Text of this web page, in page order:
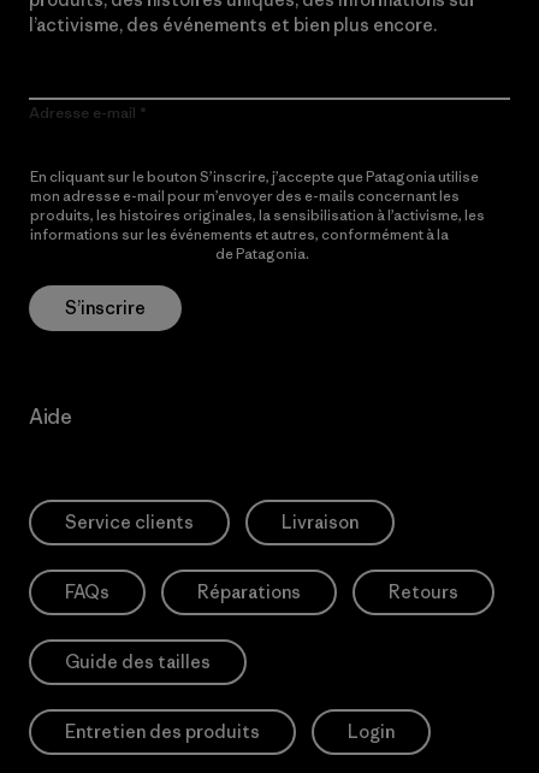
l’activisme, des événements et bien plus encore.
Adresse e-mail
En cliquant sur le bouton S’inscrire, j’accepte que Patagonia utilise
mon adresse e-mail pour m’envoyer des e-mails concernant les
produits, les histoires originales, la sensibilisation à l’activisme, les
informations sur les événements et autres, conformément à la
de Patagonia.
S’inscrire
Aide
Service clients Livraison
FAQs Réparations Retours
Guide des tailles
Entretien des produits Login